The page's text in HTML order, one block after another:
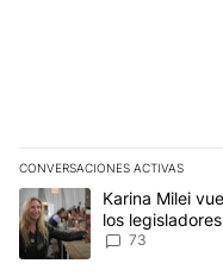
CONVERSACIONES ACTIVAS
Este listado muestra los
Un artículo de tendencia
Karina Milei
los
para 2027
73